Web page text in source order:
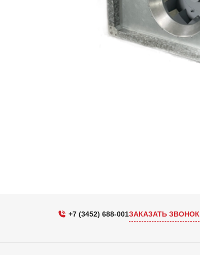
+7 (3452) 688-001ЗАКАЗАТЬ ЗВОНОК